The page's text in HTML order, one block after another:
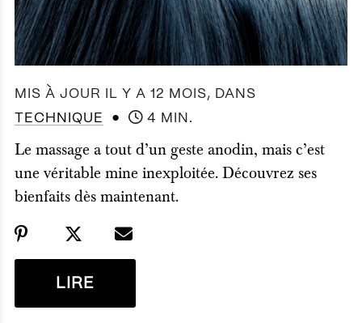
MIS À JOUR IL Y A 12 MOIS, DANS
TECHNIQUE
● 4 MIN.
Le massage a tout d’un geste anodin, mais c’est
une véritable mine inexploitée. Découvrez ses
bienfaits dès maintenant.
LIRE